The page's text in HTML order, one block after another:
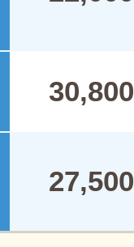
30,800
27,500